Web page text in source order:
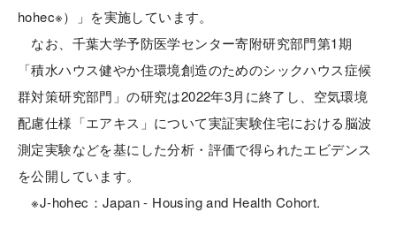
hohec※）」を実施しています。
なお、千葉大学予防医学センター寄附研究部門第1期
「積水ハウス健やか住環境創造のためのシックハウス症候
群対策研究部門」の研究は2022年3月に終了し、空気環境
配慮仕様「エアキス」について実証実験住宅における脳波
測定実験などを基にした分析・評価で得られたエビデンス
を公開しています。
※J-hohec：Japan - Housing and Health Cohort.